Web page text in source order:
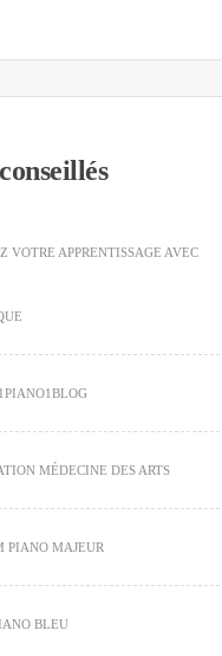
VOTRE APPRENTISSAGE AVEC
MÉDECINE DES ARTS
PIANO MAJEUR
BLEU